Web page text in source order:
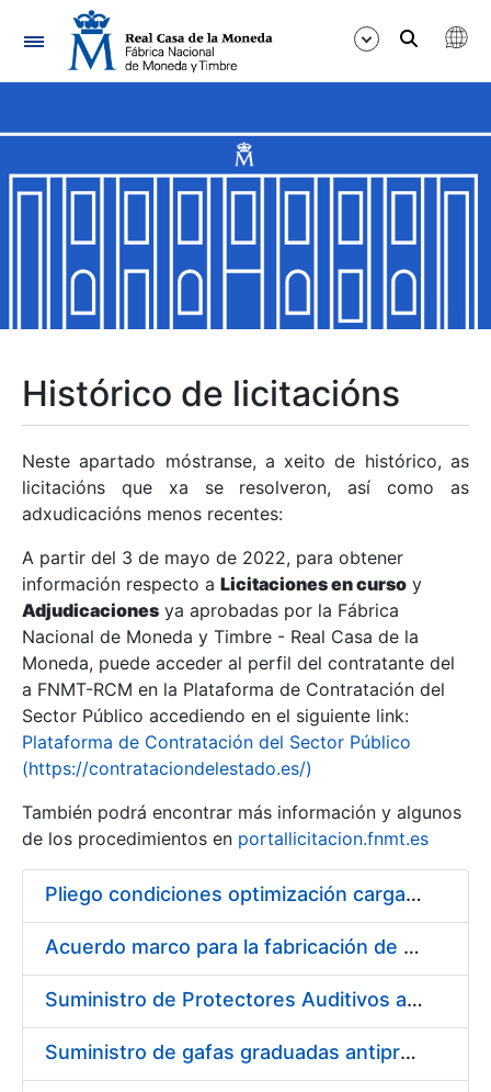
Navegación
Mostrar/Ocultar
Mostrar/Ocultar
Mostrar/Ocultar
Mostrar/Ocultar
Mostrar/Ocultar
Mostrar/Ocultar
Mostrar/Ocultar
Histórico de licitacións
Neste apartado móstranse, a xeito de histórico, as
licitacións que xa se resolveron, así como as
adxudicacións menos recentes:
A partir del 3 de mayo de 2022, para obtener
información respecto a Licitaciones en curso y
Adjudicaciones ya aprobadas por la Fábrica
Nacional de Moneda y Timbre - Real Casa de la
Moneda, puede acceder al perfil del contratante del
a FNMT-RCM en la Plataforma de Contratación del
Sector Público accediendo en el siguiente link:
Plataforma de Contratación del Sector Público
(https://contrataciondelestado.es/)
También podrá encontrar más información y algunos
de los procedimientos en portallicitacion.fnmt.es
Pliego condiciones optimización cargas compras firmado
Acuerdo marco para la fabricación de piezas
Suministro de Protectores Auditivos a medida para las personas trabajadoras de los Centros de Trabajo de Madrid y Burgos
Suministro de gafas graduadas antiproyecciones para los trabajadores de la FNMT-RCM en los centros de trabajo de Madrid y Burgos